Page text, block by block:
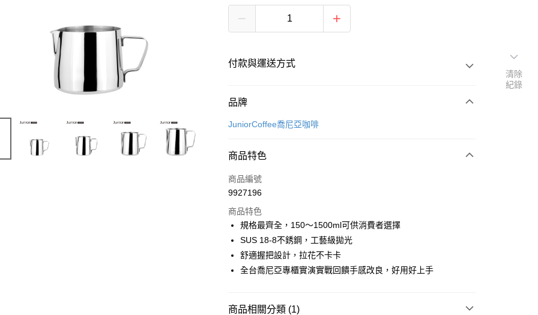
付款與運送方式
付款方式
信用卡一次付款
運送方式
宅配
品牌
JuniorCoffee喬尼亞咖啡
商品特色
商品編號
9927196
商品特色
規格最齊全，150～1500ml可供消費者選擇
SUS 18-8不銹鋼，工藝級拋光
舒適握把設計，拉花不卡卡
全台喬尼亞專櫃實演實戰回饋手感改良，好用好上手
商品相關分類 (1)
清除
紀錄